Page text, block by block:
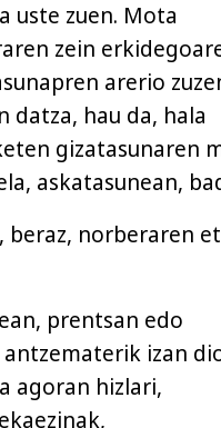
uste zuen. Mota
zein
arerio
datza, hau da, hala
gizatasunaren
askatasunean,
norberaren
prentsan edo
izan
agoran hizlari,